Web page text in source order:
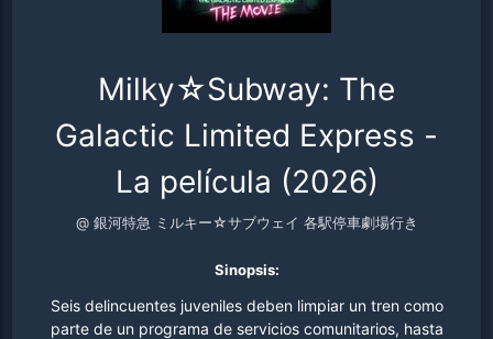
Milky☆Subway: The
Galactic Limited Express -
La película (2026)
@ 銀河特急 ミルキー☆サブウェイ 各駅停車劇場行き
Sinopsis:
Seis delincuentes juveniles deben limpiar un tren como
parte de un programa de servicios comunitarios, hasta